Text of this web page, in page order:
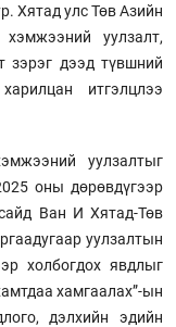
Хятад улс Төв Азийн
уулзалт,
зэрэг дээд түвшний
итгэлцлээ
уулзалтыг
оны дөрөвдүгээр
Ван И Хятад-Төв
уулзалтын
холбогдох явдлыг
хамгаалах”-ын
дэлхийн эдийн